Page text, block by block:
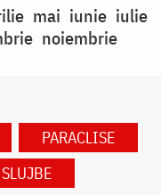
mai iunie iulie
noiembrie
PARACLISE
SLUJBE